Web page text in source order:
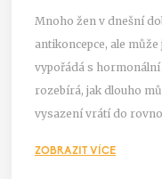
Mnoho žen v dnešní
antikoncepce, ale
vypořádá s
rozebírá, jak dlouho
vysazení vrátí do
podporovat tělo při
ZOBRAZIT VÍCE